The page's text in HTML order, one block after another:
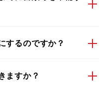
するのですか？
ますか？